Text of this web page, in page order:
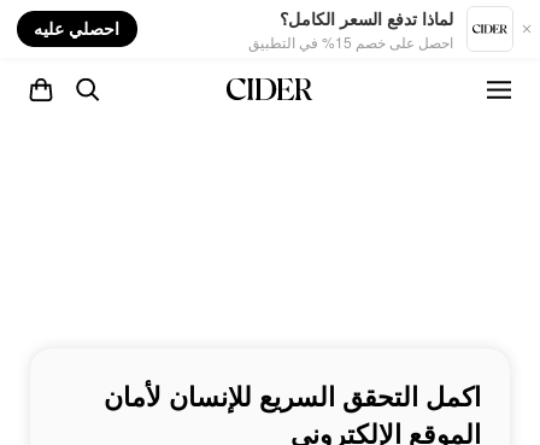
لماذا تدفع السعر الكامل؟
احصل على خصم 15% في التطبيق
احصلي عليه
اكمل التحقق السريع للإنسان لأمان
الموقع الإلكتروني